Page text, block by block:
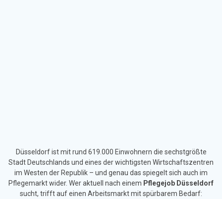
Düsseldorf ist mit rund 619.000 Einwohnern die sechstgrößte
Stadt Deutschlands und eines der wichtigsten Wirtschaftszentren
im Westen der Republik – und genau das spiegelt sich auch im
Pflegemarkt wider. Wer aktuell nach einem Pflegejob Düsseldorf
sucht, trifft auf einen Arbeitsmarkt mit spürbarem Bedarf: